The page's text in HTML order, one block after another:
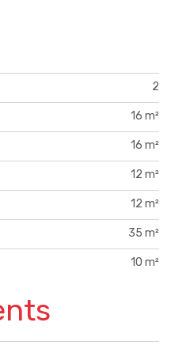
2
16 m²
16 m²
12 m²
12 m²
35 m²
10 m²